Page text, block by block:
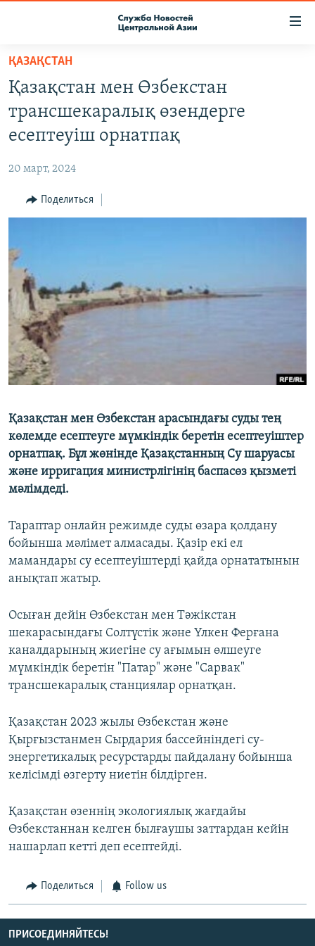
Вернуться
основному
содержанию
Вернутся
главной
навигации
Вернутся
ПОДПИСКА
КОНТАКТЫ
НАСТОЯЩЕЕ ВРЕМЯ
МИГРАНТ МЕДИА
ҚАЗАҚСТАН
Қазақстан мен Өзбекстан
трансшекаралық өзендерге
есептеуіш орнатпақ
20 март, 2024
Поделиться
Қазақстан мен Өзбекстан арасындағы суды тең
көлемде есептеуге мүмкіндік беретін есептеуіштер
орнатпақ. Бұл жөнінде Қазақстанның Су шаруасы
және ирригация министрлігінің баспасөз қызметі
мәлімдеді.
Тараптар онлайн режимде суды өзара қолдану
бойынша мәлімет алмасады. Қазір екі ел
мамандары су есептеуіштерді қайда орнататынын
анықтап жатыр.
Осыған дейін Өзбекстан мен Тәжікстан
шекарасындағы Солтүстік және Үлкен Ферғана
каналдарының жиегіне су ағымын өлшеуге
мүмкіндік беретін "Патар" және "Сарвак"
трансшекаралық станциялар орнатқан.
Қазақстан 2023 жылы Өзбекстан және
Қырғызстанмен Сырдария бассейніндегі су-
энергетикалық ресурстарды пайдалану бойынша
келісімді өзгерту ниетін білдірген.
Қазақстан өзеннің экологиялық жағдайы
Өзбекстаннан келген былғаушы заттардан кейін
нашарлап кетті деп есептейді.
Поделиться Follow us
ПРИСОЕДИНЯЙТЕСЬ!